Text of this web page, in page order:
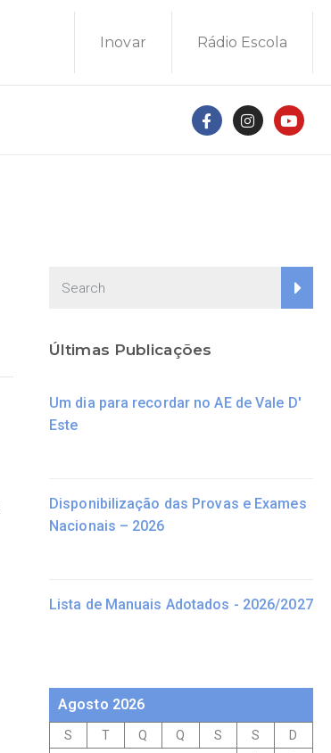
Inovar Rádio Escola
Últimas Publicações
Um dia para recordar no AE de Vale D'
Este
Disponibilização das Provas e Exames
Nacionais – 2026
Lista de Manuais Adotados - 2026/2027
Agosto 2026
S T Q Q S S
D